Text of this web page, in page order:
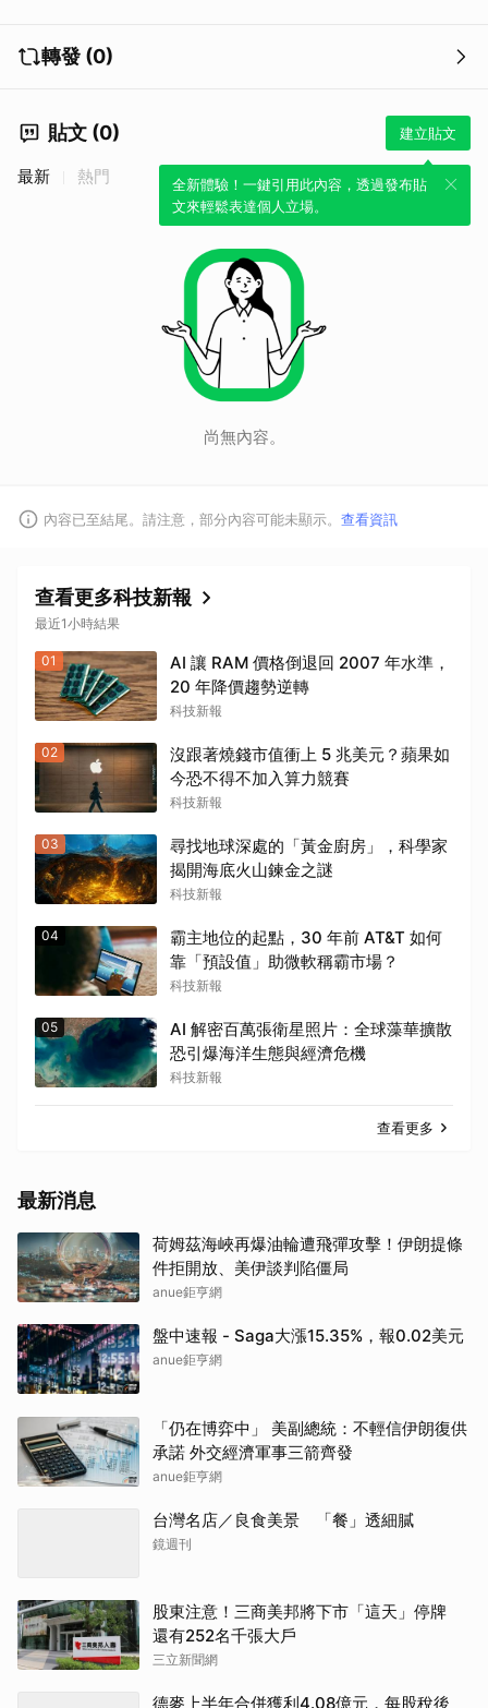
轉發 (0)
貼文 (0) 建立貼文
全新體驗！一鍵引用此內容，透過發布貼
文來輕鬆表達個人立場。
最新 熱門
尚無內容。
內容已至結尾。請注意，部分內容可能未顯示。 查看資訊
查看更多科技新報
最近1小時結果
01
AI 讓 RAM 價格倒退回 2007 年水準，
20 年降價趨勢逆轉
科技新報
02
沒跟著燒錢市值衝上 5 兆美元？蘋果如
今恐不得不加入算力競賽
科技新報
03
尋找地球深處的「黃金廚房」，科學家
揭開海底火山鍊金之謎
科技新報
04
霸主地位的起點，30 年前 AT&T 如何
靠「預設值」助微軟稱霸市場？
科技新報
05
AI 解密百萬張衛星照片：全球藻華擴散
恐引爆海洋生態與經濟危機
科技新報
查看更多
最新消息
荷姆茲海峽再爆油輪遭飛彈攻擊！伊朗提條
件拒開放、美伊談判陷僵局
anue鉅亨網
盤中速報 - Saga大漲15.35%，報0.02美元
anue鉅亨網
「仍在博弈中」 美副總統：不輕信伊朗復供
承諾 外交經濟軍事三箭齊發
anue鉅亨網
台灣名店／良食美景 「餐」透細膩
鏡週刊
股東注意！三商美邦將下市「這天」停牌
還有252名千張大戶
三立新聞網
德麥上半年合併獲利4.08億元，每股稅後